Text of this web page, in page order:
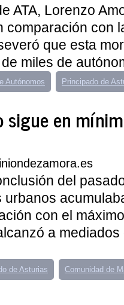
ATA, Lorenzo
comparación con
que esta
miles de
Autónomos Principado de
sigue en
del
urbanos
con el
a
de Asturias Comunidad de